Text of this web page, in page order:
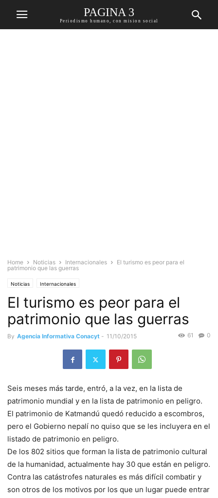
PAGINA 3
Periodismo humano, con mision social
Home Noticias Internacionales
El turismo es peor para el
patrimonio que las guerras
Noticias Internacionales
El turismo es peor para el
patrimonio que las guerras
By Agencia Informativa Conacyt - 11/10/2015 0
61
Seis meses más tarde, entró, a la vez, en la lista de
patrimonio mundial y en la lista de patrimonio en peligro.
El patrimonio de Katmandú quedó reducido a escombros,
pero el Gobierno nepalí no quiso que se les incluyera en el
listado de patrimonio en peligro.
De los 802 sitios que forman la lista de patrimonio cultural
de la humanidad, actualmente hay 30 que están en peligro.
Contra las catástrofes naturales es más difícil combatir y
son otros de los motivos por los que un lugar puede entrar